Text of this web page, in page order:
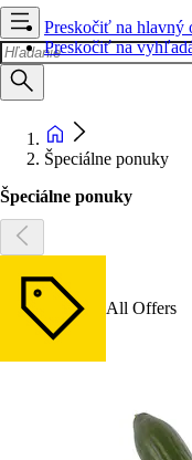
Preskočiť na hlavný
Preskočiť na
Špeciálne ponuky
Špeciálne ponuky
All Offers